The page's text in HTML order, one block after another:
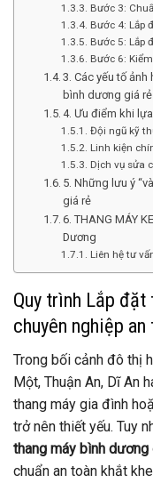
Bước 3:
Bước 4: Lắp
Bước 5: Lắp
Bước 6:
3. Các yếu tố
bình dương giá rẻ
4. Ưu điểm khi
Đội ngũ kỹ
Linh kiện
Dịch vụ sửa
5. Những lưu ý
giá rẻ
6. THANG MÁY
Dương
Liên hệ tư
Quy trình Lắp đặt
chuyên nghiệp an
Trong bối cảnh đô thị
Một, Thuận An, Dĩ An
thang máy gia đình
trở nên thiết yếu. Tuy
thang máy bình dương
chuẩn an toàn khắt